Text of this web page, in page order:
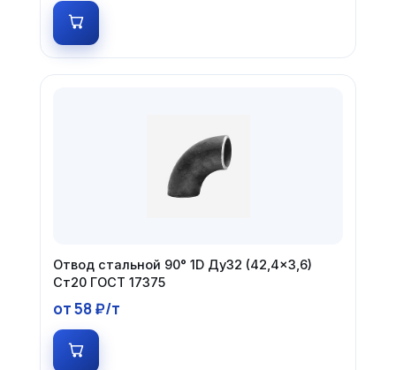
Отвод стальной 90° 1D Ду32 (42,4×3,6)
Ст20 ГОСТ 17375
от 58 ₽/т